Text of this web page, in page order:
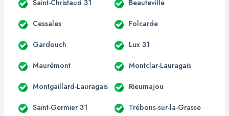
Saint-Christaud 31 Beauteville
Cessales Folcarde
Gardouch Lux 31
Maurémont Montclar-Lauragais
Montgaillard-Lauragais Rieumajou
Saint-Germier 31 Trébons-sur-la-Grasse